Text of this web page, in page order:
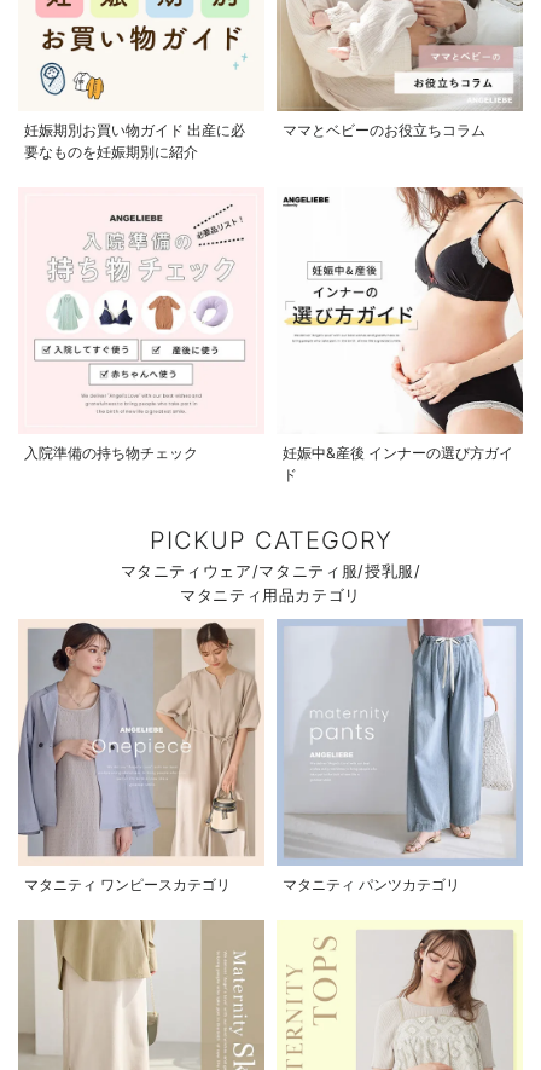
妊娠期別お買い物ガイド 出産に必
要なものを妊娠期別に紹介
ママとベビーのお役立ちコラム
入院準備の持ち物チェック
妊娠中&産後 インナーの選び方ガイ
ド
PICKUP CATEGORY
マタニティウェア/マタニティ服/授乳服/
マタニティ用品カテゴリ
マタニティ ワンピースカテゴリ マタニティ パンツカテゴリ